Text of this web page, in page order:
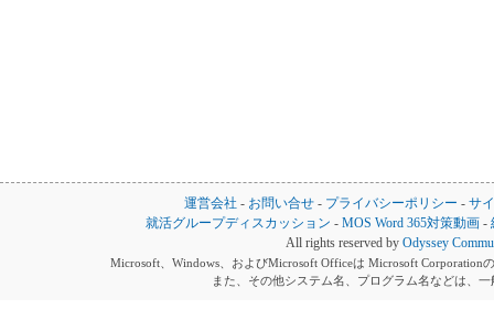
運営会社 - お問い合せ - プライバシーポリシー - サ
就活グループディスカッション -MOS Word 365対策動画 -
All rights reserved by Odyssey
Microsoft、Windows、およびMicrosoft Officeは Microsoft Corporation
また、その他システム名、プログラム名などは、